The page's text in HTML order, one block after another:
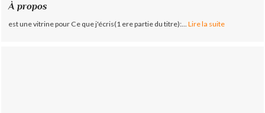
À propos
est une vitrine pour Ce que j'écris(1 ere partie du titre):... Lire la suite